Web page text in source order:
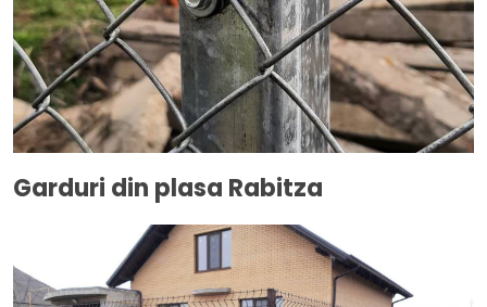
Garduri din plasa Rabitza